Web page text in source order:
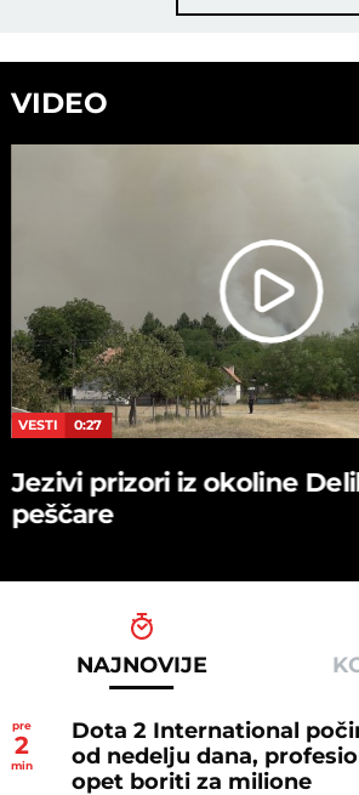
VIDEO
VESTI 0:27
Jezivi prizori iz okoline
peščare
NAJNOVIJE
pre
2
min
Dota 2 International
od nedelju dana,
opet boriti za milione